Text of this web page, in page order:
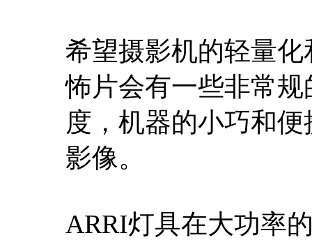
希望摄影机的轻量
怖片会有一些非常
度，机器的小巧和
影像。
ARRI灯具在大功率